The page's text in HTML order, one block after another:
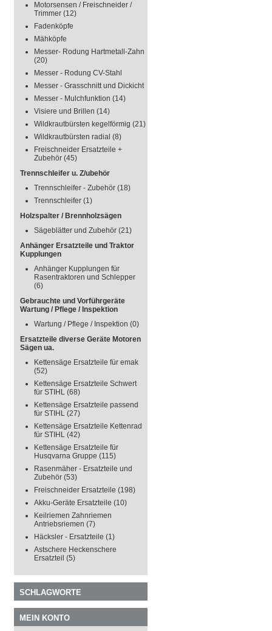
Motorsensen / Freischneider /
Trimmer (12)
Fadenköpfe
Mähköpfe
Messer- Rodung Hartmetall-Zahn
(20)
Messer - Rodung CV-Stahl
Messer - Grasschnitt und Dickicht
Messer - Mulchfunktion (14)
Visiere und Brillen (14)
Wildkrautbürsten kegelförmig (21)
Wildkrautbürsten radial (8)
Freischneider Ersatzteile +
Zubehör (45)
Trennschleifer u. Z/ubehör
Trennschleifer - Zubehör (18)
Trennschleifer (1)
Holzspalter / Brennholzsägen
Sägeblätter und Zubehör (21)
Anhänger Ersatzteile und Traktor
Kupplungen
Anhänger Kupplungen für
Rasentraktoren und Schlepper
(6)
Gebrauchte und Vorführgeräte
Wartung / Pflege / Inspektion
Wartung / Pflege / Inspektion (0)
Ersatzteile diverse Geräte Motoren
Sägen ua.
Kettensäge Ersatzteile für emak
(52)
Kettensäge Ersatzteile Schwert
für STIHL (68)
Kettensäge Ersatzteile passend
für STIHL (27)
Kettensäge Ersatzteile Kettenrad
für STIHL (42)
Kettensäge Ersatzteile für
Husqvarna Gruppe (115)
Rasenmäher - Ersatzteile und
Zubehör (53)
Freischneider Ersatzteile (198)
Akku-Geräte Ersatzteile (10)
Keilriemen Zahnriemen
Antriebsriemen (7)
Häcksler - Ersatzteile (1)
Astschere Heckenschere
Ersatzteil (5)
SCHLAGWORTE
MEIN KONTO